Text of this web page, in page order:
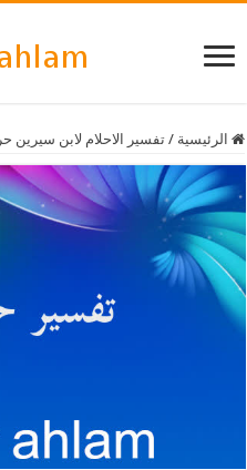
الرئيسية / تفسير الاحلام لابن سيرين